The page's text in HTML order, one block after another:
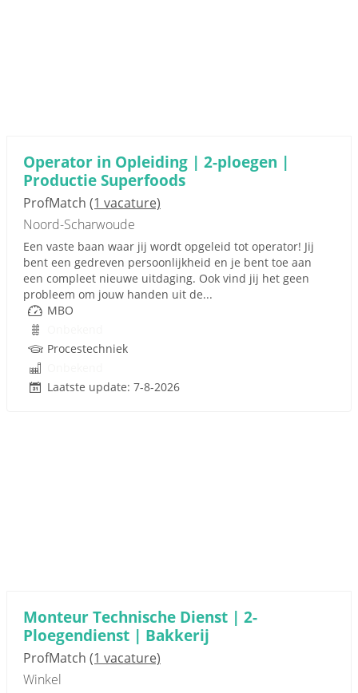
Operator in Opleiding | 2-ploegen |
Productie Superfoods
ProfMatch (1 vacature)
Noord-Scharwoude
Een vaste baan waar jij wordt opgeleid tot operator! Jij
bent een gedreven persoonlijkheid en je bent toe aan
een compleet nieuwe uitdaging. Ook vind jij het geen
probleem om jouw handen uit de...
MBO
Procestechniek
Laatste update: 7-8-2026
Monteur Technische Dienst | 2-
Ploegendienst | Bakkerij
ProfMatch (1 vacature)
Winkel